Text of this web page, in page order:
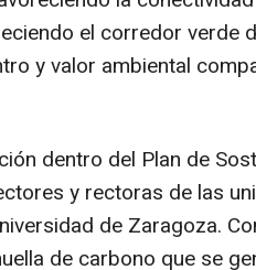
el corredor verde
y valor ambiental
dentro del Plan de
y rectoras de las
de Zaragoza.
de carbono que se